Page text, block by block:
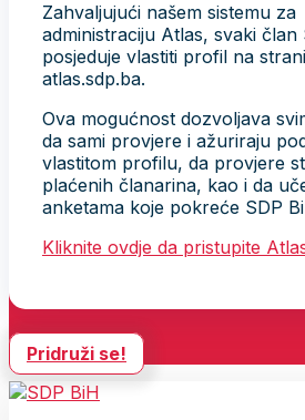
Zahvaljujući našem sistemu za
administraciju Atlas, svaki član
posjeduje vlastiti profil na
atlas.sdp.ba.
Ova mogućnost dozvoljava
da sami provjere i ažuriraju
vlastitom profilu, da provjere
plaćenih članarina, kao i da
anketama koje pokreće SDP
Kliknite ovdje da pristupite
Pridruži se!